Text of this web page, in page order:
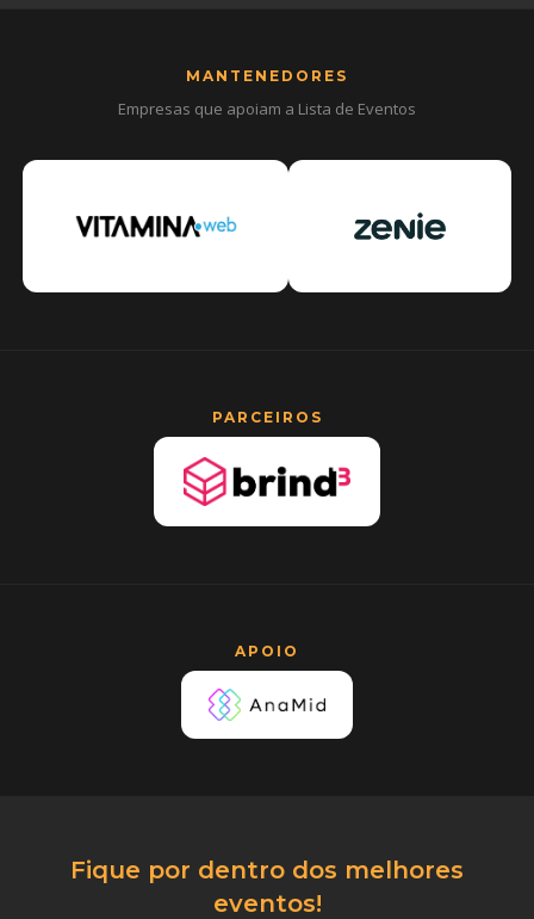
MANTENEDORES
Empresas que apoiam a Lista de Eventos
PARCEIROS
APOIO
Fique por dentro dos melhores
eventos!